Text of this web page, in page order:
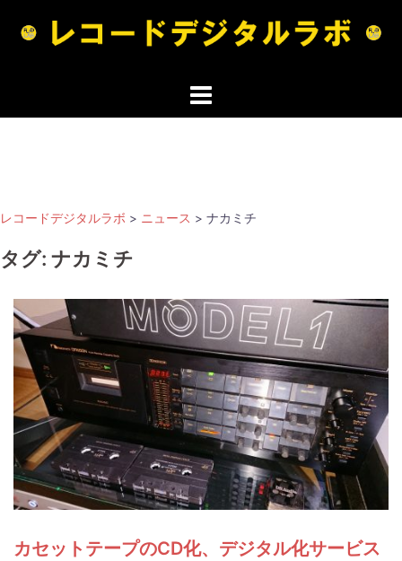
プ
レコードデジタルラボ > ニュース > ナカミチ
タグ: ナカミチ
カセットテープのCD化、デジタル化サービス